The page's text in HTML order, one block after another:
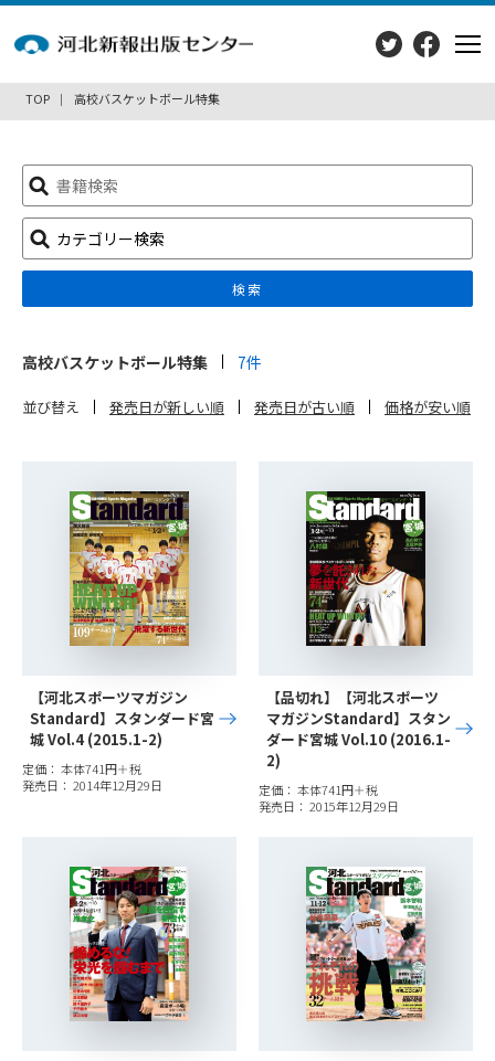
TOP 高校バスケットボール特集
検
索:
カテゴリー検索
検索
高校バスケットボール特集 7件
並び替え 発売日が新しい順 発売日が古い順 価格が安い順
【河北スポーツマガジン
Standard】スタンダード宮
城 Vol.4 (2015.1-2)
定価： 本体741円＋税
発売日： 2014年12月29日
【品切れ】【河北スポーツ
マガジンStandard】スタン
ダード宮城 Vol.10 (2016.1-
2)
定価： 本体741円＋税
発売日： 2015年12月29日